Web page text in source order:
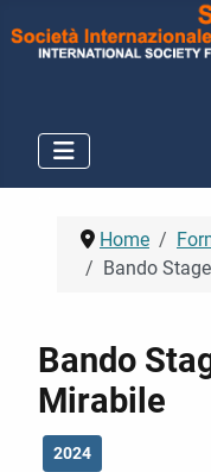
Home
Bando
Bando
Mirabile
2024